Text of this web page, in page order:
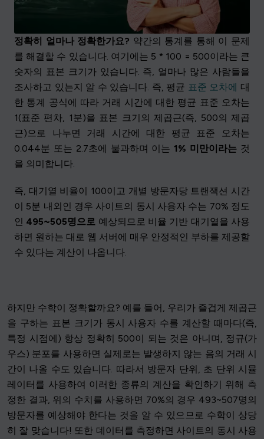
정확히 얼마나 정확한가요? 약간의 통계를 통해 이 문제
를 해결할 수 있습니다. 여기에는 5 * 100 = 500이라는 큰
숫자의 표본 크기가 있습니다. 즉, 얼마나 많은 사람들을
조사하고 있는지 알 수 있습니다. 즉, 평균 표준 오차에 대
한 통계 공식에 따라 거래 시간에 대한 평균 표준 오차는
1(표준 편차, 1분)을 표본 크기의 제곱근(즉, 500의 제곱
근)으로 나누면 거래 시간에 대한 평균 표준 오차는
0.044분 또는 2.7초에 불과하며 이는1% 미만이라는 것
을 의미합니다.
즉, 대기열 비율이 100이고 개별 방문자당 트랜잭션 시간
이 5분 내외인 경우 사이트의 동시 사용자 수는 70% 정도
인 495~505명으로 예상되므로 비율 기반 대기열을 사용
하면 원하는 대로 웹 서버에 매우 안정적인 부하를 제공할
수 있다는 계산이 나옵니다.
하지만 수학이 정확할까요? 예를 들어, 우리가 즐겁게 제곱근
을 구하는 표본 크기가 동시 사용자 수를 계산할 때마다(즉,
특정 시점에) 항상 정확히 500이 되는 것은 아니며, 정규(가
우스) 분포를 사용하면 실제로는 발생하지 않는 음의 거래 시
간이 나올 수도 있습니다. 따라서 방문자 단위, 초 단위 시뮬
레이터를 사용하여 이러한 종류의 계산을 확인하기 위해 측
정한 결과, 위의 수치를 사용하면 70%의 경우 493~507명의
방문자를 예상해야 한다는 것을 알 수 있으므로 수학이 상당
히 잘 맞습니다! 또한 데이터를 측정하면 사이트의 동시 사용